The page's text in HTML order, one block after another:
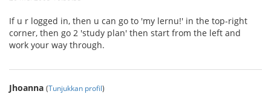
If u r logged in, then u can go to 'my lernu!' in the top-right
corner, then go 2 'study plan' then start from the left and
work your way through.
Jhoanna (Tunjukkan profil)